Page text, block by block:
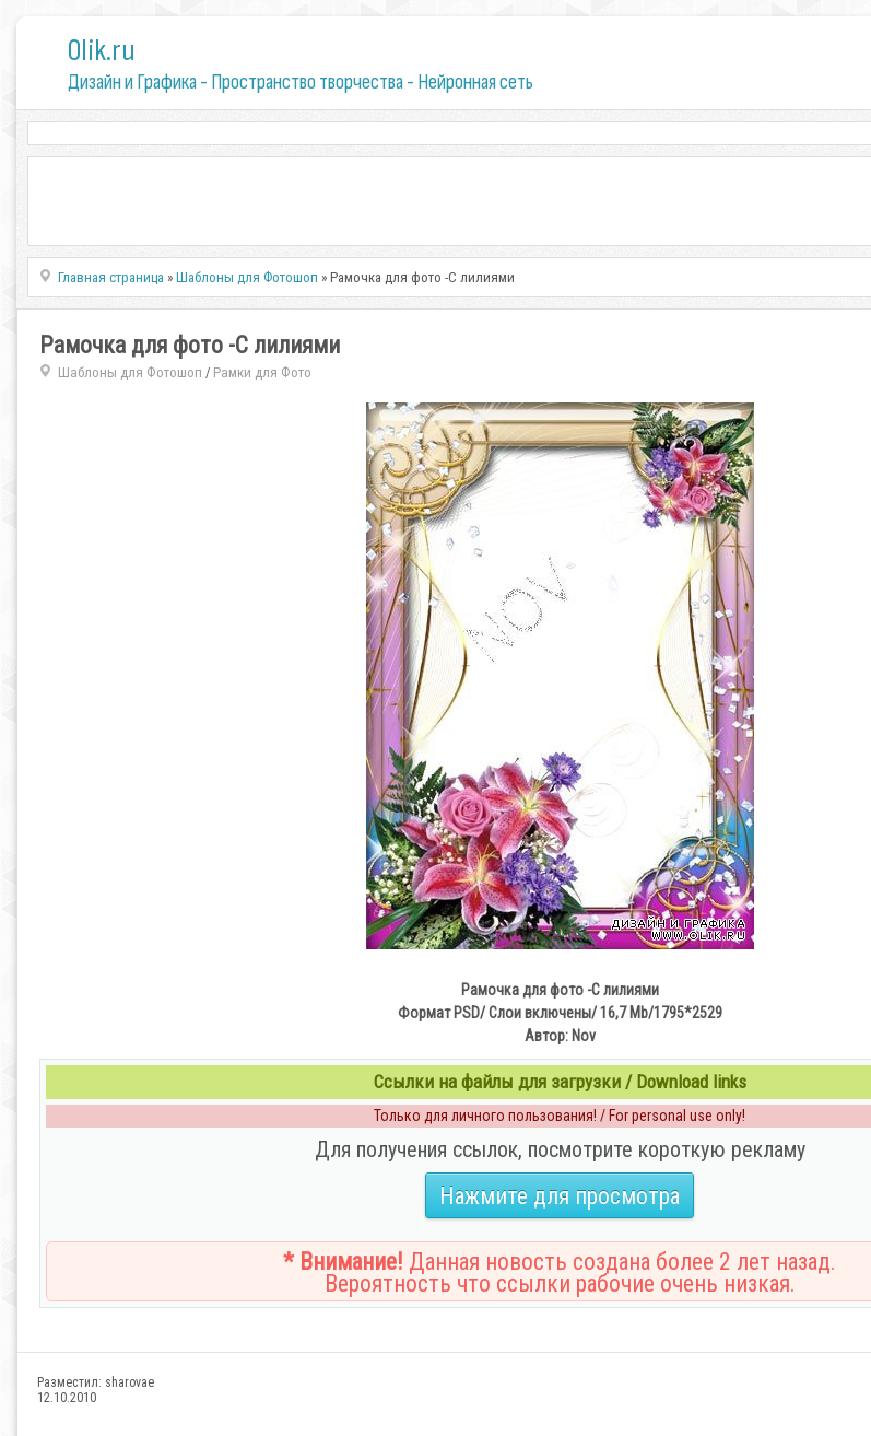
0lik.ru
Дизайн и Графика - Пространство творчества - Нейронная сеть
Главная страница »Шаблоны для Фотошоп » Рамочка для фото -С лилиями
Рамочка для фото -С лилиями
Шаблоны для Фотошоп / Рамки для Фото
Рамочка для фото -С лилиями
Формат PSD/ Слои включены/ 16,7 Mb/1795*2529
Автор: Nov
Ссылки на файлы для загрузки / Download links
Только для личного пользования! / For personal use only!
Для получения ссылок, посмотрите короткую рекламу
Нажмите для просмотра
* Внимание! Данная новость создана более 2 лет назад.
Вероятность что ссылки рабочие очень низкая.
Разместил: sharovae
12.10.2010